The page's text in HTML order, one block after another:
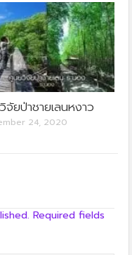
จัยป่าชายเลนหงาว
24, 2020
Required fields